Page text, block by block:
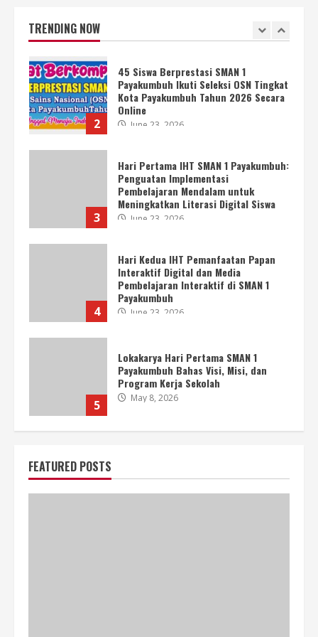
TRENDING NOW
2
3
Hari Pertama IHT SMAN 1 Payakumbuh:
Penguatan Implementasi
Pembelajaran Mendalam untuk
Meningkatkan Literasi Digital Siswa
June 23, 2026
4
Hari Kedua IHT Pemanfaatan Papan
Interaktif Digital dan Media
Pembelajaran Interaktif di SMAN 1
Payakumbuh
June 23, 2026
5
Lokakarya Hari Pertama SMAN 1
Payakumbuh Bahas Visi, Misi, dan
Program Kerja Sekolah
May 8, 2026
6
Pemilihan Wakil Kepala Sekolah SMAN
1 Payakumbuh Periode 2026–2029
Berlangsung Lancar dan Demokratis
April 16, 2026
CIKDAM ARION PARK
April 15, 2026
FEATURED POSTS